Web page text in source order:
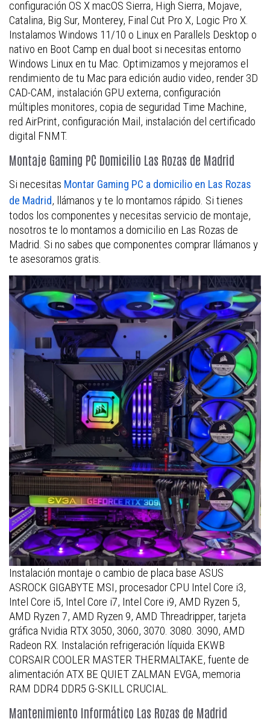
configuración OS X macOS Sierra, High Sierra, Mojave,
Catalina, Big Sur, Monterey, Final Cut Pro X, Logic Pro X.
Instalamos Windows 11/10 o Linux en Parallels Desktop o
nativo en Boot Camp en dual boot si necesitas entorno
Windows Linux en tu Mac. Optimizamos y mejoramos el
rendimiento de tu Mac para edición audio video, render 3D
CAD-CAM, instalación GPU externa, configuración
múltiples monitores, copia de seguridad Time Machine,
red AirPrint, configuración Mail, instalación del certificado
digital FNMT.
Montaje Gaming PC Domicilio Las Rozas de Madrid
Si necesitas Montar Gaming PC a domicilio en Las Rozas
de Madrid, llámanos y te lo montamos rápido. Si tienes
todos los componentes y necesitas servicio de montaje,
nosotros te lo montamos a domicilio en Las Rozas de
Madrid. Si no sabes que componentes comprar llámanos y
te asesoramos gratis.
Instalación montaje o cambio de placa base ASUS
ASROCK GIGABYTE MSI, procesador CPU Intel Core i3,
Intel Core i5, Intel Core i7, Intel Core i9, AMD Ryzen 5,
AMD Ryzen 7, AMD Ryzen 9, AMD Threadripper, tarjeta
gráfica Nvidia RTX 3050, 3060, 3070. 3080. 3090, AMD
Radeon RX. Instalación refrigeración líquida EKWB
CORSAIR COOLER MASTER THERMALTAKE, fuente de
alimentación ATX BE QUIET ZALMAN EVGA, memoria
RAM DDR4 DDR5 G-SKILL CRUCIAL.
Mantenimiento Informático Las Rozas de Madrid